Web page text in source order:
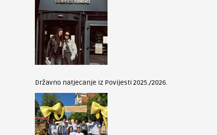
Državno natjecanje iz Povijesti 2025./2026.